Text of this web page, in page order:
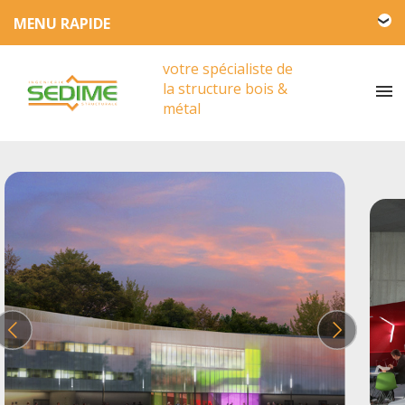
Engagement HSE
Actualités
votre spécialiste de
la structure bois &
métal